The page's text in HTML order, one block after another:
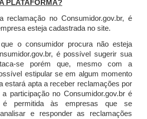
PLATAFORMA?
reclamação no Consumidor.gov.br, é
esteja cadastrada no site.
o consumidor procura não esteja
é possível sugerir sua
se porém que, mesmo com a
estipular se em algum momento
estará apta a receber reclamações por
participação no Consumidor.gov.br é
permitida às empresas que se
e responder as reclamações